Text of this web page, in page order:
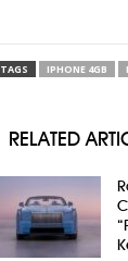
TAGS IPHONE 4GB
RELATED